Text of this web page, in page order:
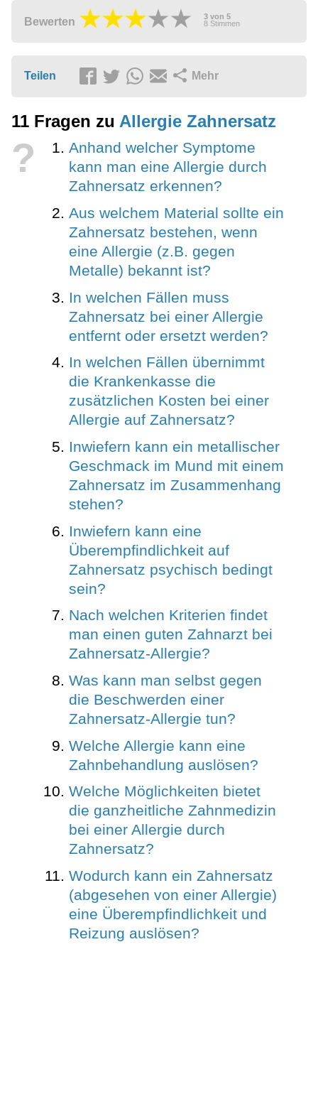
Bewerten 3 von 5
8 Stimmen
Teilen Mehr
11 Fragen zu Allergie Zahnersatz
?
Anhand welcher Symptome
kann man eine Allergie durch
Zahnersatz erkennen?
Aus welchem Material sollte ein
Zahnersatz bestehen, wenn
eine Allergie (z.B. gegen
Metalle) bekannt ist?
In welchen Fällen muss
Zahnersatz bei einer Allergie
entfernt oder ersetzt werden?
In welchen Fällen übernimmt
die Krankenkasse die
zusätzlichen Kosten bei einer
Allergie auf Zahnersatz?
Inwiefern kann ein metallischer
Geschmack im Mund mit einem
Zahnersatz im Zusammenhang
stehen?
Inwiefern kann eine
Überempfindlichkeit auf
Zahnersatz psychisch bedingt
sein?
Nach welchen Kriterien findet
man einen guten Zahnarzt bei
Zahnersatz-Allergie?
Was kann man selbst gegen
die Beschwerden einer
Zahnersatz-Allergie tun?
Welche Allergie kann eine
Zahnbehandlung auslösen?
Welche Möglichkeiten bietet
die ganzheitliche Zahnmedizin
bei einer Allergie durch
Zahnersatz?
Wodurch kann ein Zahnersatz
(abgesehen von einer Allergie)
eine Überempfindlichkeit und
Reizung auslösen?